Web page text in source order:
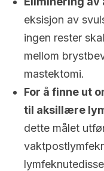
eksisjon av
ingen rester
mellom
mastektomi.
For å finne ut
til aksillære
dette målet